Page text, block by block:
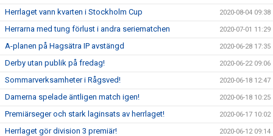
Herrlaget vann kvarten i Stockholm Cup 2020-08-04 09:38
Herrarna med tung förlust i andra seriematchen 2020-07-01 11:29
A-planen på Hagsätra IP avstängd 2020-06-28 17:35
Derby utan publik på fredag! 2020-06-22 09:06
Sommarverksamheter i Rågsved! 2020-06-18 12:47
Damerna spelade äntligen match igen! 2020-06-18 10:25
Premiärseger och stark laginsats av herrlaget! 2020-06-17 10:02
Herrlaget gör division 3 premiär! 2020-06-12 09:14